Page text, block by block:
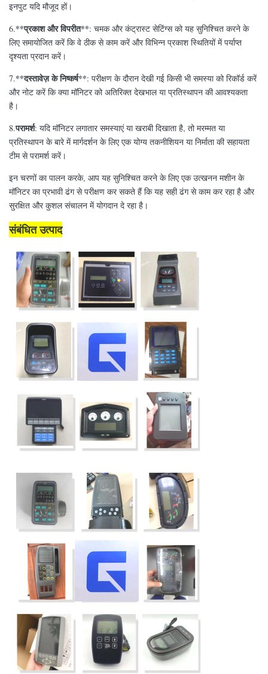
इनपुट यदि मौजूद हों।
6.**प्रकाश और विपरीत**: चमक और कंट्रास्ट सेटिंग्स को यह सुनिश्चित करने के
लिए समायोजित करें कि वे ठीक से काम करें और विभिन्न प्रकाश स्थितियों में पर्याप्त
दृश्यता प्रदान करें।
7.**दस्तावेज़ के निष्कर्ष**: परीक्षण के दौरान देखी गई किसी भी समस्या को रिकॉर्ड करें
और नोट करें कि क्या मॉनिटर को अतिरिक्त देखभाल या प्रतिस्थापन की आवश्यकता
है।
8.परामर्श: यदि मॉनिटर लगातार समस्याएं या खराबी दिखाता है, तो मरम्मत या
प्रतिस्थापन के बारे में मार्गदर्शन के लिए एक योग्य तकनीशियन या निर्माता की सहायता
टीम से परामर्श करें।
इन चरणों का पालन करके, आप यह सुनिश्चित करने के लिए एक उत्खनन मशीन के
मॉनिटर का प्रभावी ढंग से परीक्षण कर सकते हैं कि यह सही ढंग से काम कर रहा है और
सुरक्षित और कुशल संचालन में योगदान दे रहा है।
संबंधित उत्पाद